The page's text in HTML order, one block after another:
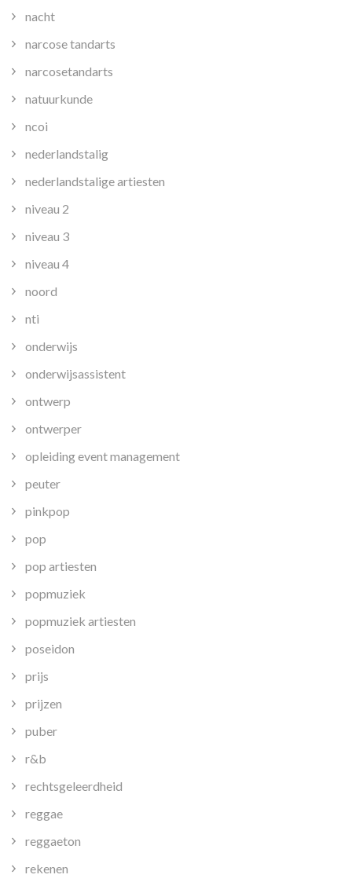
nacht
narcose tandarts
narcosetandarts
natuurkunde
ncoi
nederlandstalig
nederlandstalige artiesten
niveau 2
niveau 3
niveau 4
noord
nti
onderwijs
onderwijsassistent
ontwerp
ontwerper
opleiding event management
peuter
pinkpop
pop
pop artiesten
popmuziek
popmuziek artiesten
poseidon
prijs
prijzen
puber
r&b
rechtsgeleerdheid
reggae
reggaeton
rekenen